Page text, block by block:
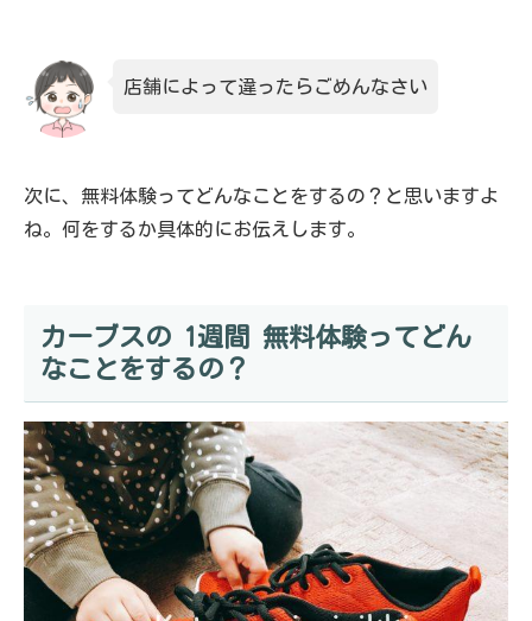
店舗によって違ったらごめんなさい
次に、無料体験ってどんなことをするの？と思いますよ
ね。何をするか具体的にお伝えします。
カーブスの 1週間 無料体験ってどん
なことをするの？